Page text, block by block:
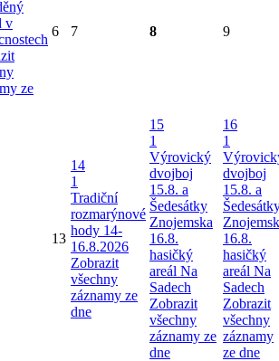
v
ze
6 7 8 9
13
14
1
Tradiční
rozmarýnové
hody 14-
16.8.2026
Zobrazit
všechny
záznamy ze
dne
15
1
Výrovický
dvojboj
15.8. a
Šedesátky
Znojemska
16.8.
hasičký
areál Na
Sadech
Zobrazit
všechny
záznamy ze
dne
16
1
dvojboj
15.8. a
16.8.
hasičký
areál Na
Sadech
Zobrazit
všechny
záznamy
ze dne